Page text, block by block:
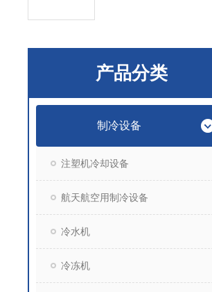
产品分类
制冷设备
注塑机冷却设备
航天航空用制冷设备
冷水机
冷冻机